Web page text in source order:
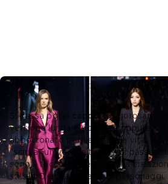
Gucci Cruise 2027 – Credits Getty Images
Si passa poi ai cappotti :
versione lunga e notturna oppure
abbottonato per segnare la vita; e
“sciura” un vero leitmotiv di
sono il tocco perfetto per la
stile di Demna e dei suoi